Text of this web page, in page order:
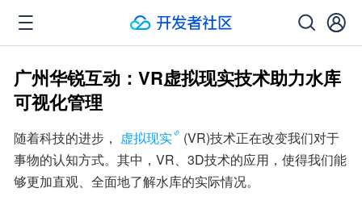
广州华锐互动：VR虚拟现实技术助力水库
可视化管理
随着科技的进步， 虚拟现实
(VR)技术正在改变我们对于
事物的认知方式。其中，VR、3D技术的应用，使得我们能
够更加直观、全面地了解水库的实际情况。